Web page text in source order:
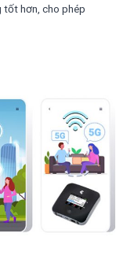
tốt hơn, cho phép